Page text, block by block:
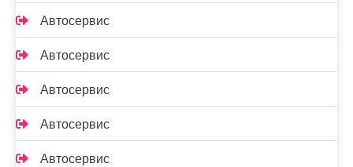
Автосервис
Автосервис
Автосервис
Автосервис
Автосервис